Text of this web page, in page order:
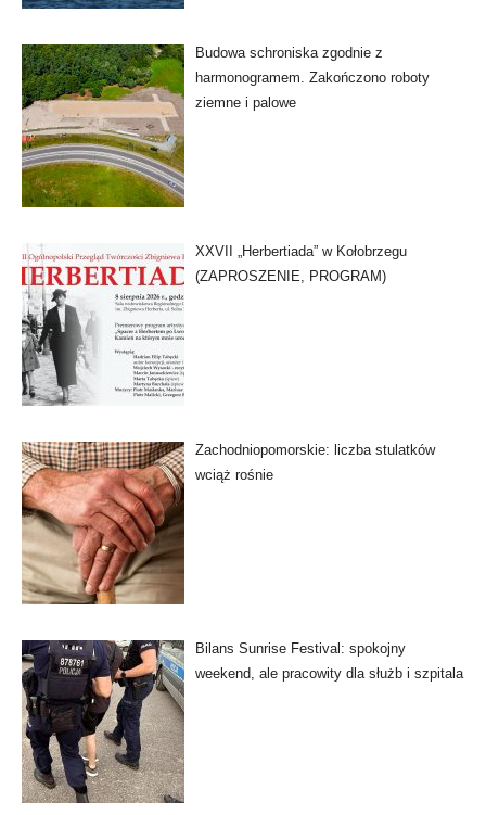
Budowa schroniska zgodnie z
harmonogramem. Zakończono roboty
ziemne i palowe
XXVII „Herbertiada” w Kołobrzegu
(ZAPROSZENIE, PROGRAM)
Zachodniopomorskie: liczba stulatków
wciąż rośnie
Bilans Sunrise Festival: spokojny
weekend, ale pracowity dla służb i szpitala